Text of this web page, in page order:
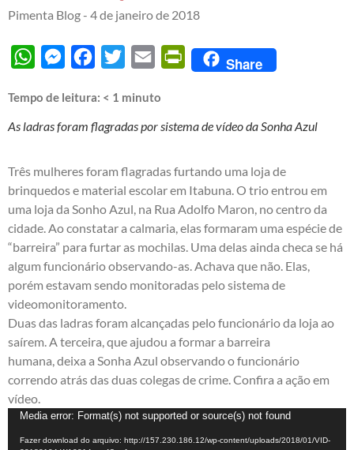
Pimenta Blog - 4 de janeiro de 2018
WhatsAppMessengerFacebook
Twitter Email PrintFriendly
Share
Tempo de leitura: < 1 minuto
As ladras foram flagradas por sistema de vídeo da Sonha Azul
Três mulheres foram flagradas furtando uma loja de
brinquedos e material escolar em Itabuna. O trio entrou em
uma loja da Sonho Azul, na Rua Adolfo Maron, no centro da
cidade. Ao constatar a calmaria, elas formaram uma espécie de
“barreira” para furtar as mochilas. Uma delas ainda checa se há
algum funcionário observando-as. Achava que não. Elas,
porém estavam sendo monitoradas pelo sistema de
videomonitoramento.
Duas das ladras foram alcançadas pelo funcionário da loja ao
saírem. A terceira, que ajudou a formar a barreira
humana, deixa a Sonha Azul observando o funcionário
correndo atrás das duas colegas de crime. Confira a ação em
vídeo.
Tocador
de
Media error: Format(s) not supported or source(s) not found
Fazer download do arquivo: http://157.230.186.12/wp-content/uploads/2018/01/VID-